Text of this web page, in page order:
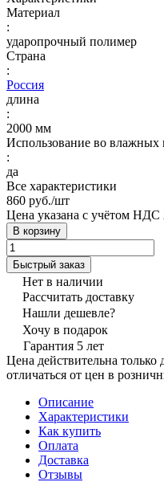
Материал
:
ударопрочный полимер
Страна
:
Россия
длина
:
2000 мм
Использование во
:
да
Все характеристики
860 руб./шт
Цена указана с учётом НДС
В корзину
Быстрый заказ
Нет в наличии
Рассчитать доставку
Нашли дешевле?
Хочу в подарок
Гарантия 5 лет
Цена действительна
отличаться от цен в
Описание
Характеристики
Как купить
Оплата
Доставка
Отзывы